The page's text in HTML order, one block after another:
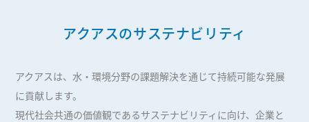
アクアスのサステナビリティ
アクアスは、水・環境分野の課題解決を通じて持続可能な発展
に貢献します。
現代社会共通の価値観であるサステナビリティに向け、企業と